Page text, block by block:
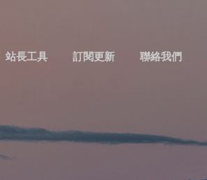
站長工具 訂閱更新 聯絡我們